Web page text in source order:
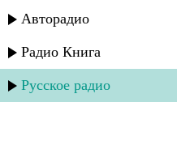
Авторадио
Радио Книга
Русское радио
Руслан Яриков -
Руслан Яриков и
Руслан Яриков и